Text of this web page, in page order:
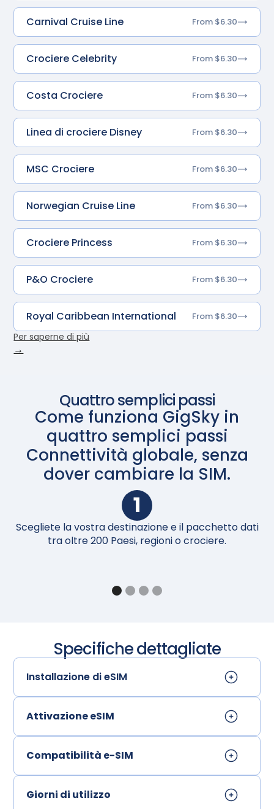
Carnival Cruise Line From $6.30
Crociere Celebrity From $6.30
Costa Crociere From $6.30
Linea di crociere Disney From $6.30
MSC Crociere From $6.30
Norwegian Cruise Line From $6.30
Crociere Princess From $6.30
P&O Crociere From $6.30
Royal Caribbean International From $6.30
Per saperne di più
→
Quattro semplici passi
Come funziona GigSky in
quattro semplici passi
Connettività globale, senza
dover cambiare la SIM.
1
Scegliete la vostra destinazione e il pacchetto dati
tra oltre 200 Paesi, regioni o crociere.
Specifiche dettagliate
Installazione di eSIM
Attivazione eSIM
Compatibilità e-SIM
Giorni di utilizzo